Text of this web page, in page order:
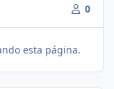
0
esta página.